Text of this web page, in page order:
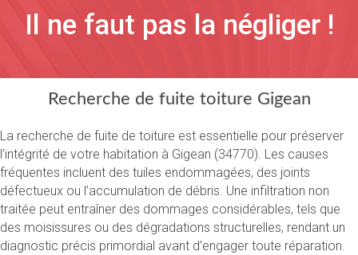
Il ne faut pas la négliger !
Recherche de fuite toiture Gigean
La recherche de fuite de toiture est essentielle pour préserver
l’intégrité de votre habitation à Gigean (34770). Les causes
fréquentes incluent des tuiles endommagées, des joints
défectueux ou l’accumulation de débris. Une infiltration non
traitée peut entraîner des dommages considérables, tels que
des moisissures ou des dégradations structurelles, rendant un
diagnostic précis primordial avant d’engager toute réparation.